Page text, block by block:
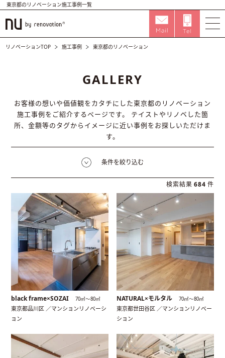
東京都のリノベーション施工事例一覧
リノベーションTOP 施工事例 東京都のリノベーション
GALLERY
お客様の想いや価値観をカタチにした東京都のリノベーション
施工事例をご紹介するページです。
テイストやリノベした箇
所、金額等のタグからイメージに近い事例をお探しいただけま
す。
条件を絞り込む
検索結果 684 件
black frame×SOZAI 70㎡〜80㎡
東京都品川区 ／マンションリノベーシ
ョン
NATURAL×モルタル 70㎡〜80㎡
東京都世田谷区 ／マンションリノベー
ション